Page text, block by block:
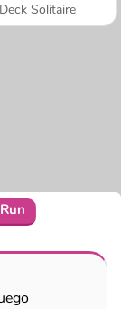
Solitaire